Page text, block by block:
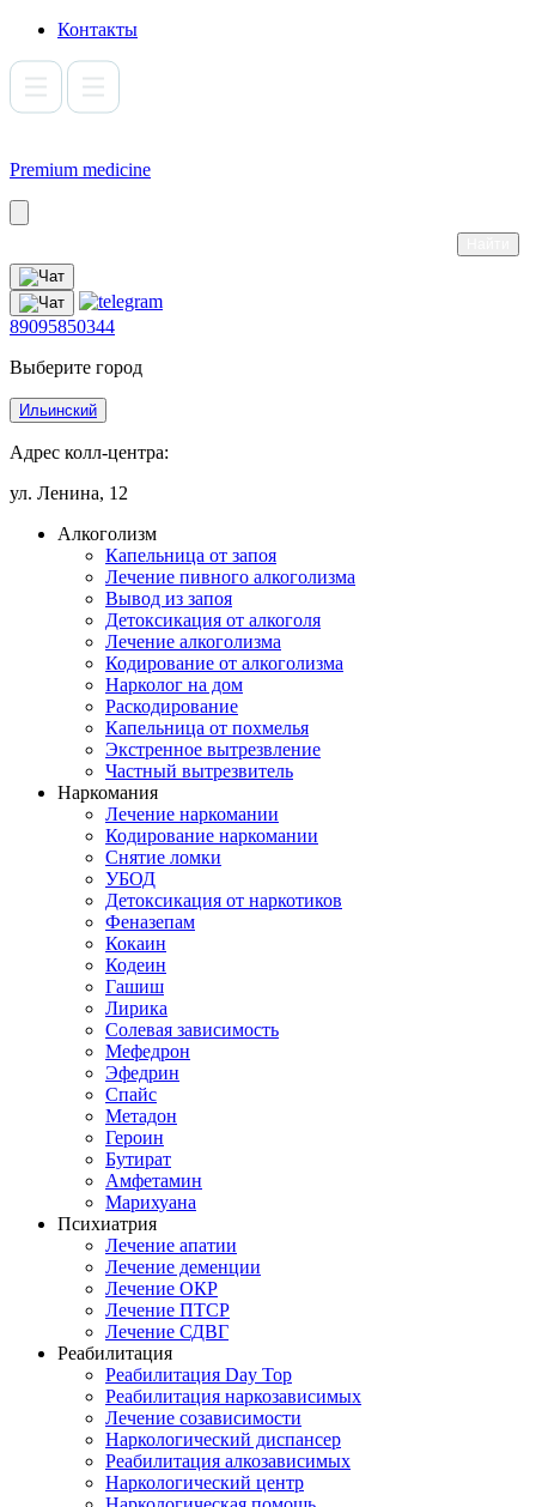
Контакты
Premium medicine
89095850344
Выберите город
Ильинский
Адрес колл-центра:
ул. Ленина, 12
Алкоголизм
Капельница от запоя
Лечение пивного алкоголизма
Вывод из запоя
Детоксикация от алкоголя
Лечение алкоголизма
Кодирование от алкоголизма
Нарколог на дом
Раскодирование
Капельница от похмелья
Экстренное вытрезвление
Частный вытрезвитель
Наркомания
Лечение наркомании
Кодирование наркомании
Снятие ломки
УБОД
Детоксикация от наркотиков
Феназепам
Кокаин
Кодеин
Гашиш
Лирика
Солевая зависимость
Мефедрон
Эфедрин
Спайс
Метадон
Героин
Бутират
Амфетамин
Марихуана
Психиатрия
Лечение апатии
Лечение деменции
Лечение ОКР
Лечение ПТСР
Лечение СДВГ
Реабилитация
Реабилитация Day Top
Реабилитация наркозависимых
Лечение созависимости
Наркологический диспансер
Реабилитация алкозависимых
Наркологический центр